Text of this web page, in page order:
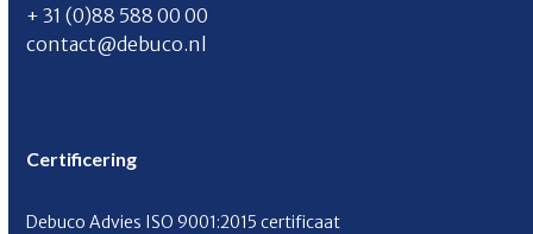
+ 31 (0)88 588 00 00
contact@debuco.nl
Certificering
Debuco Advies ISO 9001:2015 certificaat